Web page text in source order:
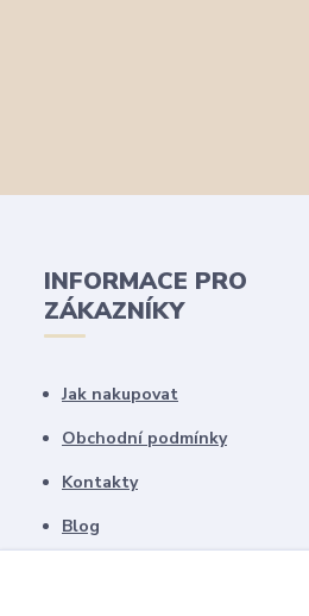
INFORMACE PRO
ZÁKAZNÍKY
Jak nakupovat
Obchodní podmínky
Kontakty
Blog